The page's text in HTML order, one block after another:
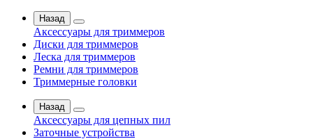
Назад
Аксессуары для триммеров
Диски для триммеров
Леска для триммеров
Ремни для триммеров
Триммерные головки
Назад
Аксессуары для цепных пил
Заточные устройства